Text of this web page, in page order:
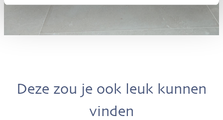
Deze zou je ook leuk kunnen
vinden